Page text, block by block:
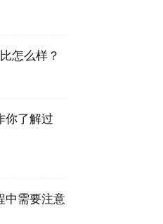
怎么样？
你了解过
中需要注意